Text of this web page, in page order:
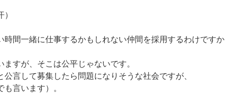
）
時間一緒に仕事するかもしれない仲間を採用するわけですか
すが、そこは公平じゃないです。
公言して募集したら問題になりそうな社会ですが、
も言います）。